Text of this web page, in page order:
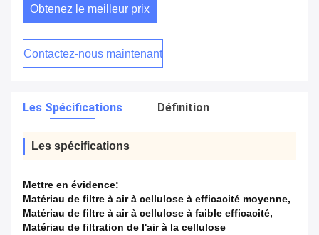
Obtenez le meilleur prix
Contactez-nous maintenant
Les Spécifications Définition
Les spécifications
Mettre en évidence:
Matériau de filtre à air à cellulose à efficacité moyenne,
Matériau de filtre à air à cellulose à faible efficacité,
Matériau de filtration de l'air à la cellulose